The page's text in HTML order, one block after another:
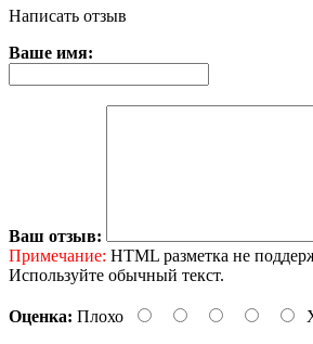
Написать отзыв
Ваше имя:
Ваш отзыв:
Примечание: HTML разметка не
Используйте обычный текст.
Оценка: Плохо